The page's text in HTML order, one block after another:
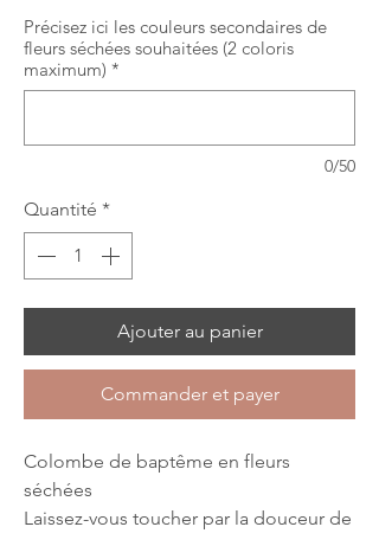
Précisez ici les couleurs secondaires de
fleurs séchées souhaitées (2 coloris
maximum) *
0/50
Quantité *
Ajouter au panier
Commander et payer
Colombe de baptême en fleurs
séchées
Laissez-vous toucher par la douceur de